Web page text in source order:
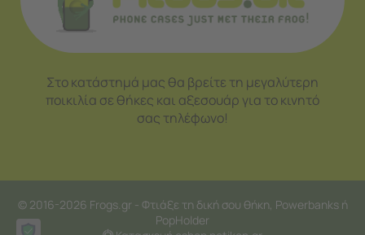
Στο κατάστημά μας θα βρείτε τη μεγαλύτερη
ποικιλία σε θήκες και αξεσουάρ για το κινητό
σας τηλέφωνο!
© 2016-2026 Frogs.gr - Φτιάξε τη δική σου θήκη, Powerbanks ή
PopHolder